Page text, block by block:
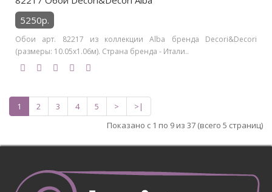
5250р.
Обои арт. 82217 из коллекции Alba бренда Decori&Decori
(размеры: 10.05х1.06м). Страна бренда - Итали..
1 2 3 4 5 >
>|
Показано с 1 по 9 из 37 (всего 5 страниц)